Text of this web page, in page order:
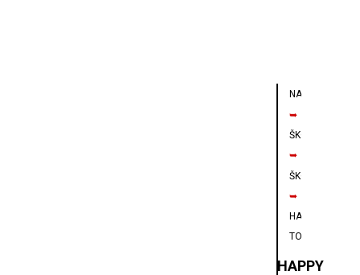
NAVIGÁCIA
➥
ŠKOLY
➥
ŠKÔLKA
➥
HAPPY
TOWN
HAPPY